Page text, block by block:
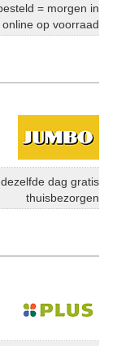
= morgen in
op voorraad
dag gratis
thuisbezorgen